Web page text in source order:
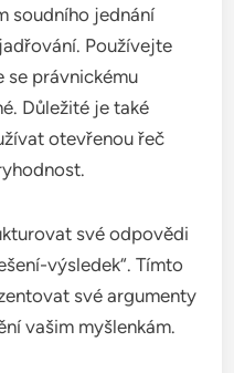
soudního jednání
Používejte
se právnickému
Důležité je také
otevřenou řeč
své odpovědi
výsledek“. Tímto
své argumenty
vašim myšlenkám.